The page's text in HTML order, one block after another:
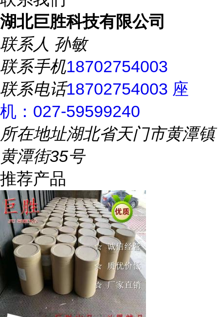
湖北巨胜科技有限公司
联系人 孙敏
联系手机18702754003
联系电话18702754003 座
机：027-59599240
所在地址湖北省天门市黄潭镇
黄潭街35号
推荐产品